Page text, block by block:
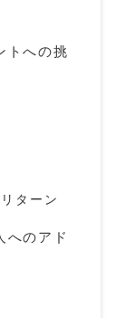
トへの挑
ターン
のアド